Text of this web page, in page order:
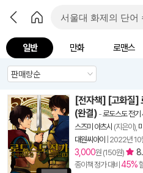
일반 만화 로맨스
[전자책] [고화질]
(완결) -로도스도 전기
스즈미 아츠시 (지은이),
대원씨아이
2022년 10
3,000원 (150원)
종이책 정가 대비 45%